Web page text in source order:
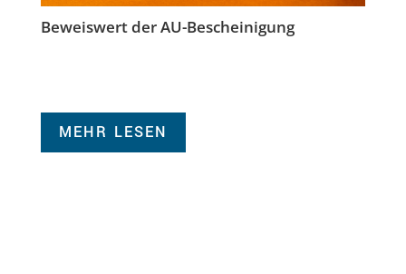
Beweiswert der AU-Bescheinigung
MEHR LESEN